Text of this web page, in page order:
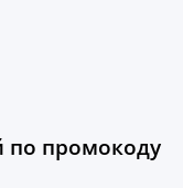
по промокоду